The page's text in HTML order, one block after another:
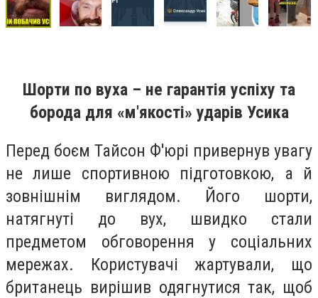
Шорти по вуха – не гарантія успіху та
борода для «м'якості» ударів Усика
Перед боєм Тайсон Ф'юрі привернув увагу
не лише спортивною підготовкою, а й
зовнішнім виглядом. Його шорти,
натягнуті до вух, швидко стали
предметом обговорення у соціальних
мережах. Користувачі жартували, що
британець вирішив одягнутися так, щоб